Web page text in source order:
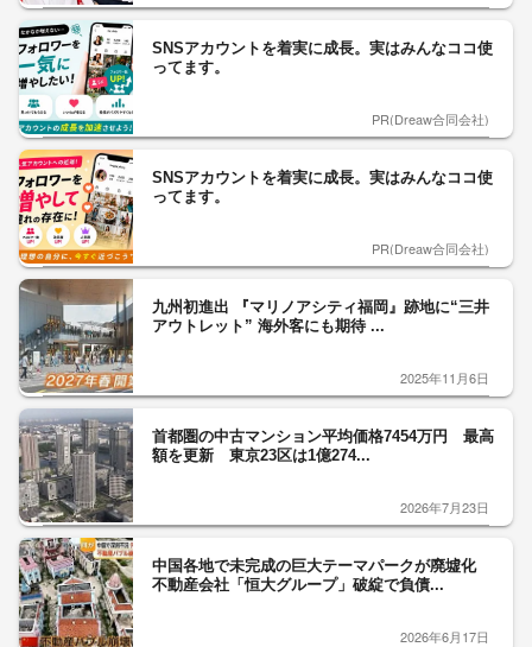
SNSアカウントを着実に成長。実はみんなココ使
ってます。
PR(Dreaw合同会社)
SNSアカウントを着実に成長。実はみんなココ使
ってます。
PR(Dreaw合同会社)
九州初進出 『マリノアシティ福岡』跡地に“三井
アウトレット” 海外客にも期待 ...
2025年11月6日
首都圏の中古マンション平均価格7454万円 最高
額を更新 東京23区は1億274...
2026年7月23日
中国各地で未完成の巨大テーマパークが廃墟化
不動産会社「恒大グループ」破綻で負債...
2026年6月17日